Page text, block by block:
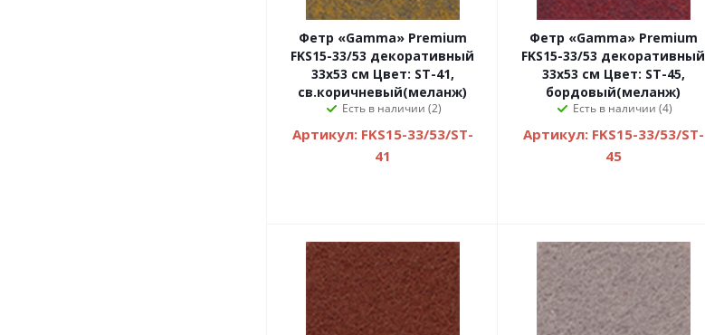
Фетр «Gamma» Premium
FKS15-33/53 декоративный
33х53 см Цвет: ST-41,
св.коричневый(меланж)
Есть в наличии (2)
Артикул: FKS15-33/53/ST-
41
Фетр «Gamma» Premium
FKS15-33/53 декоративный
33х53 см Цвет: ST-45,
бордовый(меланж)
Есть в наличии (4)
Артикул: FKS15-33/53/ST-
45